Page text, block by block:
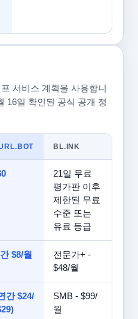
서비스 계획을 사용합니
16일 확인된 공식 공개 정
BL.INK
21일 무료
평가판 이후
제한된 무료
수준 또는
유료 등급
$8/월
전문가+ -
$48/월
간 $24/
SMB - $99/
월